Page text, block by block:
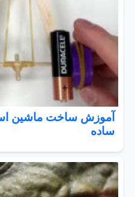
آموزش ساخت ماشین
ساده